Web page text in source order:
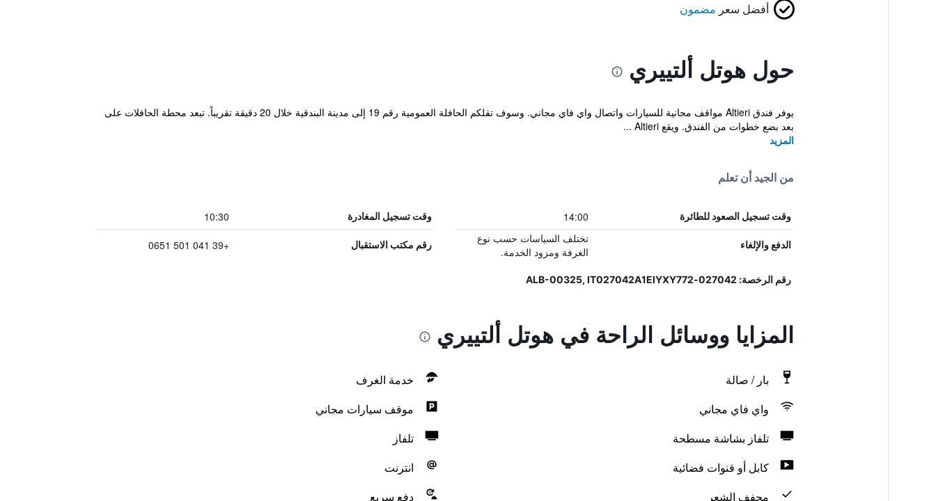
أفضل سعر مضمون
حول هوتل ألتييري
يوفر فندق Altieri مواقف مجانية للسيارات واتصال واي فاي مجاني. وسوف تقلكم الحافلة العمومية رقم 19 إلى مدينة البندقية خلال 20 دقيقة تقريباً. تبعد محطة الحافلات على
بعد بضع خطوات من الفندق. ويقع Altieri ...
المزيد
من الجيد أن تعلم
وقت تسجيل الصعود للطائرة 14:00 وقت تسجيل المغادرة 10:30
الدفع والإلغاء
تختلف السياسات حسب نوع
الغرفة ومزود الخدمة.
رقم مكتب الاستقبال +39 041 501 0651
رقم الرخصة: 027042-ALB-00325, IT027042A1EIYXY772
المزايا ووسائل الراحة في هوتل ألتييري
بار / صالة
خدمة الغرف
واي فاي مجاني
موقف سيارات مجاني
تلفاز بشاشة مسطحة
تلفاز
كابل أو قنوات فضائية
انترنت
مجفف الشعر
دفع سريع